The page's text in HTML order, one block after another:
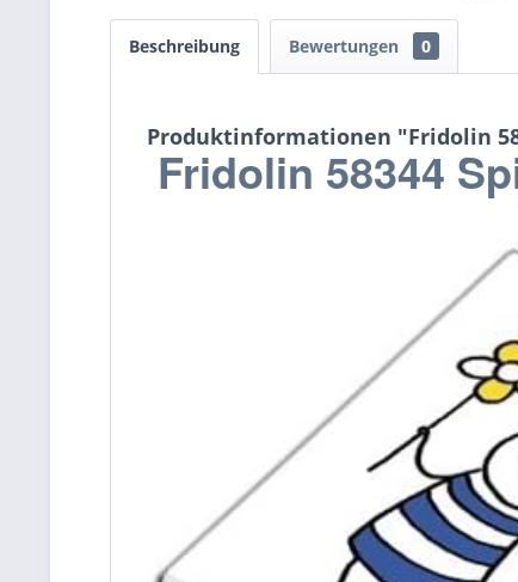
Beschreibung Bewertungen 0
Produktinformationen "Fridolin
Fridolin 58344